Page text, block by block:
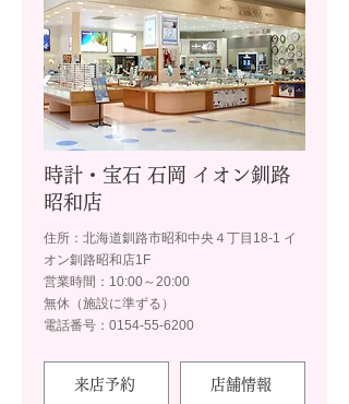
時計・宝石 石岡 イオン釧路
昭和店
住所：北海道釧路市昭和中央４丁目18-1 イ
オン釧路昭和店1F
営業時間：10:00～20:00
無休（施設に準ずる）
電話番号：0154-55-6200
来店予約 店舗情報